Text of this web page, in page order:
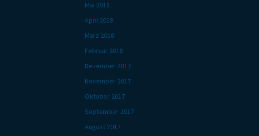
Mai 2018
April 2018
März 2018
Februar 2018
Dezember 2017
November 2017
Oktober 2017
September 2017
August 2017